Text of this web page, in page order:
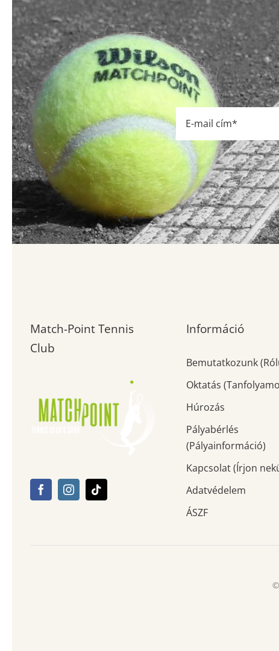
Match-Point Tennis
Club
Információ
Bemutatkozunk
Oktatás
Húrozás
Pályabérlés
(Pályainformáció)
Kapcsolat (Írjon
Adatvédelem
ÁSZF